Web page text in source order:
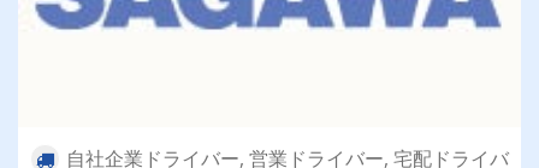
自社企業ドライバー, 営業ドライバー, 宅配ドライバ